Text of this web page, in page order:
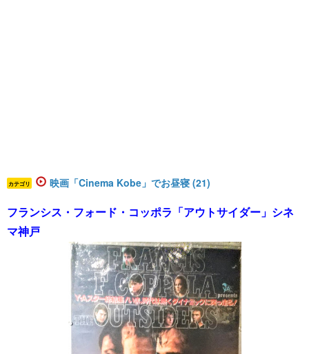
カテゴリ 映画「Cinema Kobe」でお昼寝 (21)
フランシス・フォード・コッポラ「アウトサイダー」シネ
マ神戸